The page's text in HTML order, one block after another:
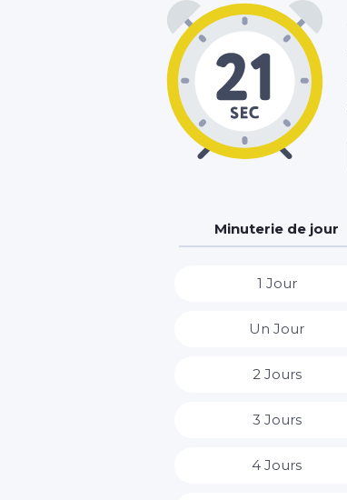
Minuterie de jour
1 Jour
Un Jour
2 Jours
3 Jours
4 Jours